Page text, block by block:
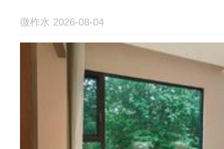
微柞水 2026-08-04